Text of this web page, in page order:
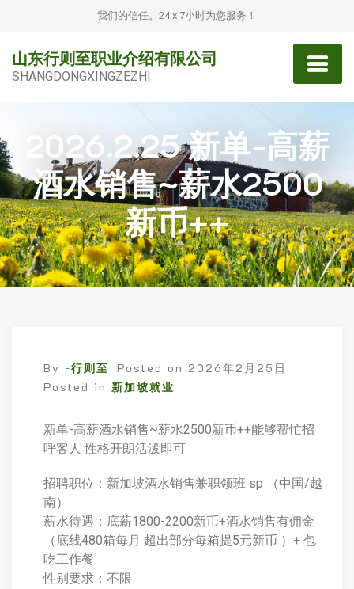
我们的信任。24 x 7小时为您服务！
山东行则至职业介绍有限公司
SHANGDONGXINGZEZHI
2026.2.25 新单-高薪
酒水销售~薪水2500
新币++
By -行则至 Posted on 2026年2月25日
Posted in 新加坡就业
新单-高薪酒水销售~薪水2500新币++能够帮忙招
呼客人 性格开朗活泼即可
招聘职位：新加坡酒水销售兼职领班 sp （中国/越
南）
薪水待遇：底薪1800-2200新币+酒水销售有佣金
（底线480箱每月 超出部分每箱提5元新币 ）+ 包
吃工作餐
性别要求：不限